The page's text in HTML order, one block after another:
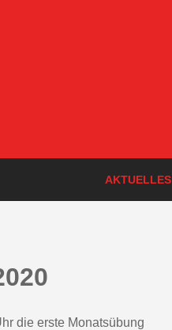
AKTUELLES
die erste Monatsübung